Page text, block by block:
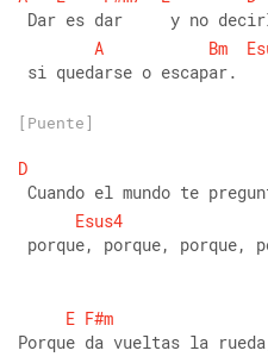
Dar es dar     y no
A
Bm
si quedarse o escapar.
[Puente]
D
Cuando el mundo te
Esus4
porque, porque, porque,
E F#m
Porque da vueltas la